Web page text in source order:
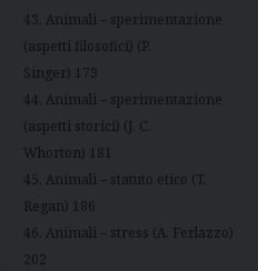
43. Animali – sperimentazione
(aspetti filosofici) (P.
Singer) 173
44. Animali – sperimentazione
(aspetti storici) (J. C.
Whorton) 181
45. Animali – statuto etico (T.
Regan) 186
46. Animali – stress (A. Ferlazzo)
202